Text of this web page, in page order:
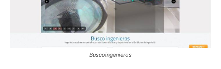
Buscoingenieros